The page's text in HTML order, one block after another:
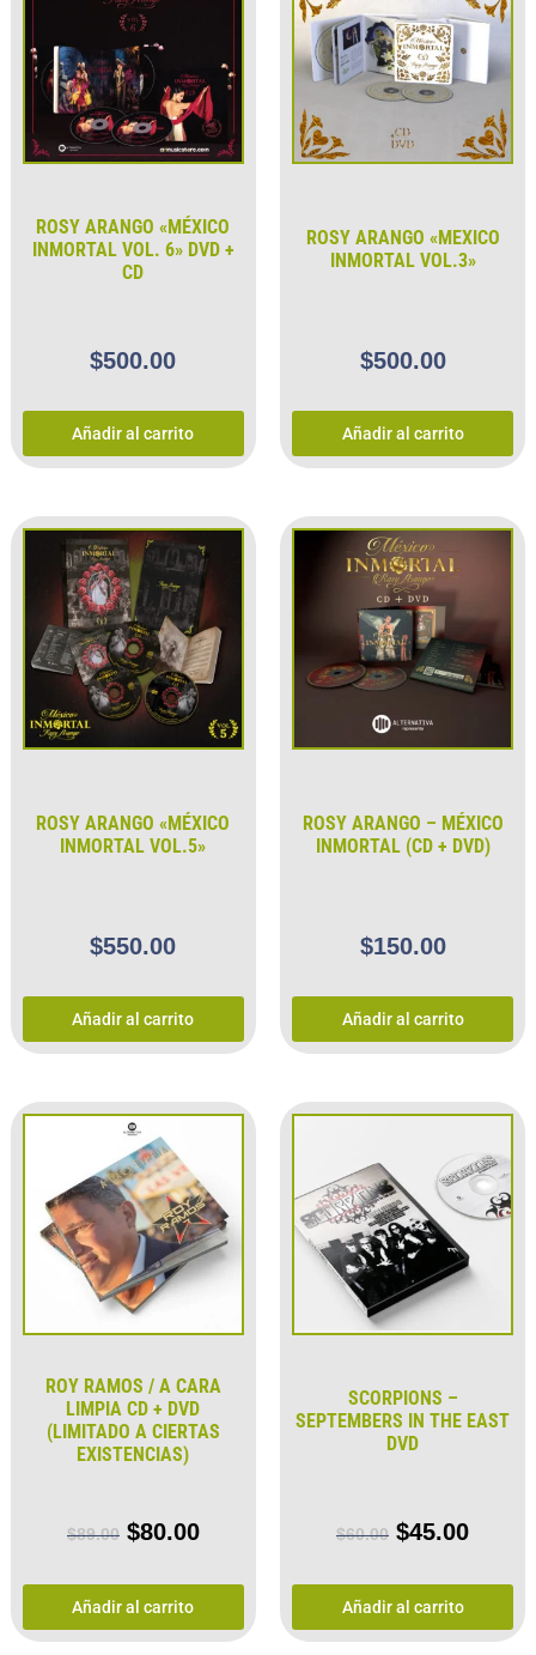
ROSY ARANGO «MÉXICO
INMORTAL VOL. 6» DVD +
CD
$500.00
Añadir al carrito
ROSY ARANGO «MEXICO
INMORTAL VOL.3»
$500.00
Añadir al carrito
ROSY ARANGO «MÉXICO
INMORTAL VOL.5»
$550.00
Añadir al carrito
ROSY ARANGO – MÉXICO
INMORTAL (CD + DVD)
$150.00
Añadir al carrito
ROY RAMOS / A CARA
LIMPIA CD + DVD
(LIMITADO A CIERTAS
EXISTENCIAS)
$89.00 $80.00
Añadir al carrito
SCORPIONS –
SEPTEMBERS IN THE EAST
DVD
$60.00 $45.00
Añadir al carrito